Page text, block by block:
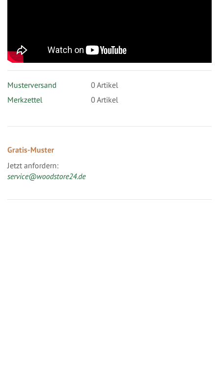
Musterversand 0 Artikel
Merkzettel
0 Artikel
Gratis-Muster
Jetzt anfordern:
service@woodstore24.de